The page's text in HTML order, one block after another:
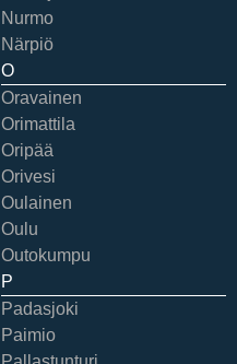
Nurmo
Närpiö
O
Oravainen
Orimattila
Oripää
Orivesi
Oulainen
Oulu
Outokumpu
P
Padasjoki
Paimio